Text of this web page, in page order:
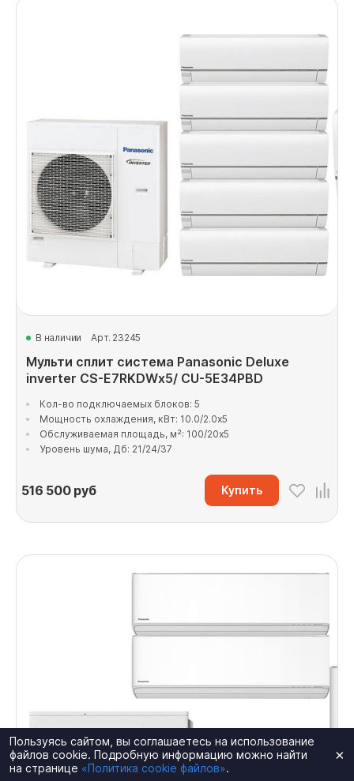
В наличии Арт. 23245
Мульти сплит система Panasonic Deluxe
inverter CS-E7RKDWx5/ CU-5E34PBD
Кол-во подключаемых блоков: 5
Мощность охлаждения, кВт: 10.0/2.0x5
Обслуживаемая площадь, м²: 100/20x5
Уровень шума, Дб: 21/24/37
516 500руб Купить
×
Пользуясь сайтом, вы соглашаетесь на использование
файлов cookie. Подробную информацию можно найти
на странице «Политика cookie файлов».